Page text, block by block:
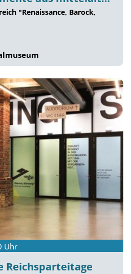
"Renaissance, Barock,
Uhr
Reichsparteitage